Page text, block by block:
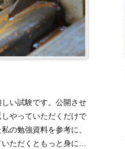
い試験です。公開させ
やっていただくだけで
の勉強資料を参考に、
ただくともっと身に付